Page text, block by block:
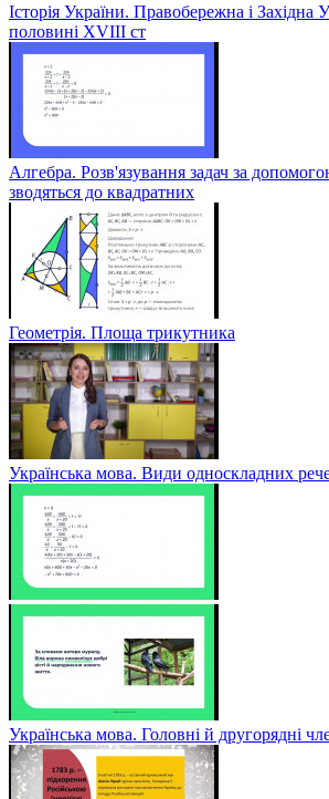
Історія України. Правобережна і Західна
половині XVIII ст
Алгебра. Розв'язування задач за
зводяться до квадратних
Геометрія. Площа трикутника
Українська мова. Види односкладних
Українська мова. Головні й другорядні